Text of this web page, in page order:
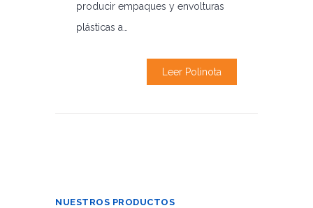
producir empaques y envolturas
plásticas a…
Leer Polinota
NUESTROS PRODUCTOS